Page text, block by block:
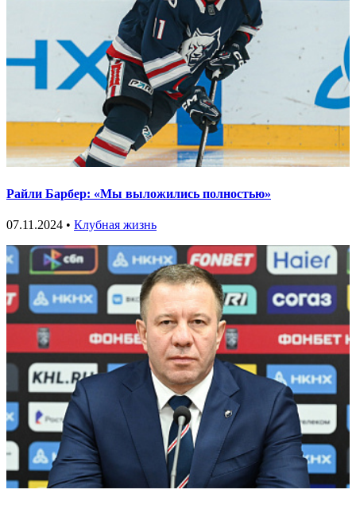
Райли Барбер: «Мы выложились полностью»
07.11.2024 • Клубная жизнь